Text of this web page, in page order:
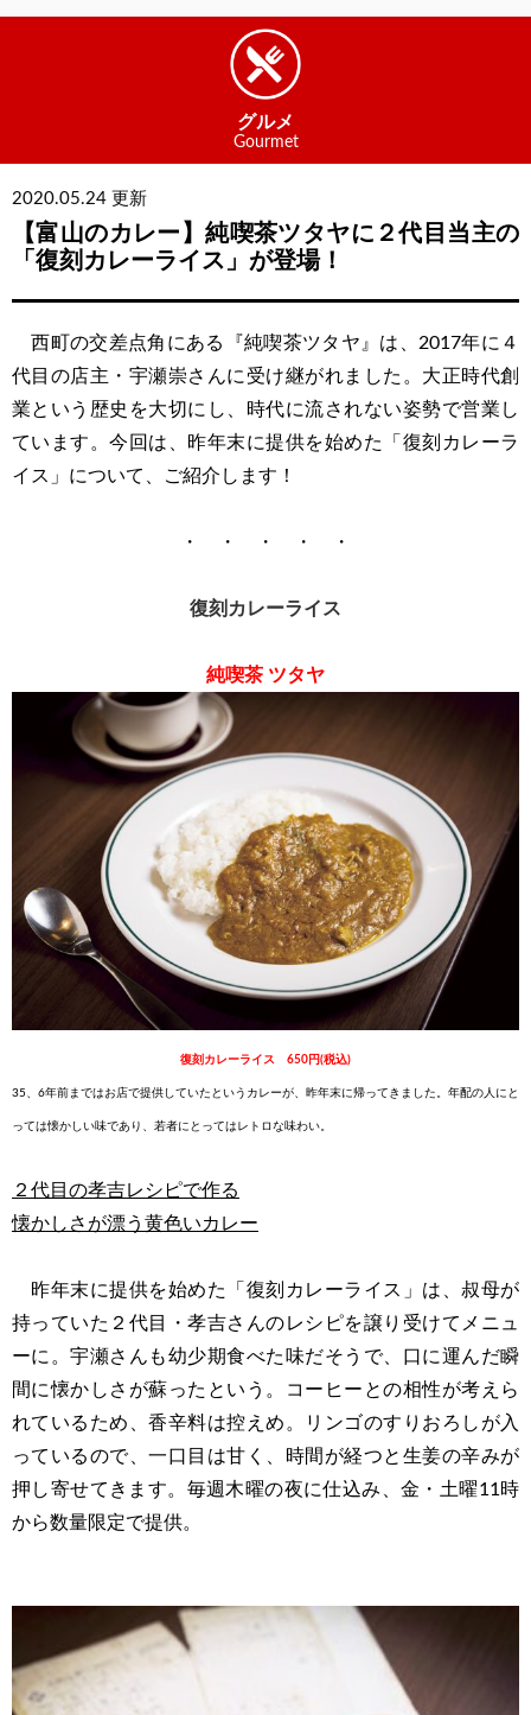
グルメ
Gourmet
2020.05.24 更新
【富山のカレー】純喫茶ツタヤに２代目当主の
「復刻カレーライス」が登場！
西町の交差点角にある『純喫茶ツタヤ』は、2017年に４
代目の店主・宇瀬崇さんに受け継がれました。大正時代創
業という歴史を大切にし、時代に流されない姿勢で営業し
ています。今回は、昨年末に提供を始めた「復刻カレーラ
イス」について、ご紹介します！
・ ・ ・ ・ ・
復刻カレーライス
純喫茶 ツタヤ
復刻カレーライス 650円 (税込)
35、6年前まではお店で提供していたというカレーが、昨年末に帰ってきました。年配の人にと
っては懐かしい味であり、若者にとってはレトロな味わい。
２代目の孝吉レシピで作る
懐かしさが漂う黄色いカレー
昨年末に提供を始めた「復刻カレーライス」は、叔母が
持っていた２代目・孝吉さんのレシピを譲り受けてメニュ
ーに。宇瀬さんも幼少期食べた味だそうで、口に運んだ瞬
間に懐かしさが蘇ったという。コーヒーとの相性が考えら
れているため、香辛料は控えめ。リンゴのすりおろしが入
っているので、一口目は甘く、時間が経つと生姜の辛みが
押し寄せてきます。毎週木曜の夜に仕込み、金・土曜11時
から数量限定で提供。